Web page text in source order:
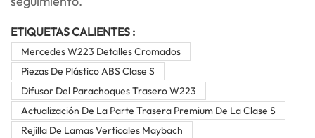
ETIQUETAS CALIENTES :
Mercedes W223 Detalles Cromados
Piezas De Plástico ABS Clase S
Difusor Del Parachoques Trasero W223
Actualización De La Parte Trasera Premium De La Clase S
Rejilla De Lamas Verticales Maybach